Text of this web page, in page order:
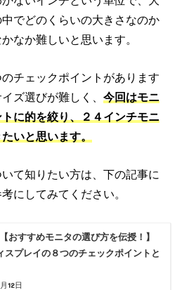
でどのくらいの大きさなのか
なか難しいと思います。
チェックポイントがあります
ズ選びが難しく、今回はモニ
に的を絞り、２４インチモニ
いと思います。
て知りたい方は、下の記事に
にしてみてください。
【おすすめモニタの選び方を伝授！】
スプレイの８つのチェックポイントと
12日